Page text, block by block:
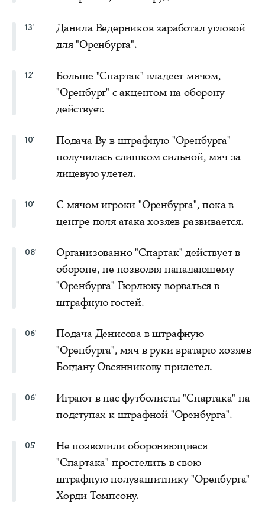
13'
Данила Ведерников заработал угловой
для "Оренбурга".
12'
Больше "Спартак" владеет мячом,
"Оренбург" с акцентом на оборону
действует.
10'
Подача Ву в штрафную "Оренбурга"
получилась слишком сильной, мяч за
лицевую улетел.
10'
С мячом игроки "Оренбурга", пока в
центре поля атака хозяев развивается.
08'
Организованно "Спартак" действует в
обороне, не позволяя нападающему
"Оренбурга" Гюрлюку ворваться в
штрафную гостей.
06'
Подача Денисова в штрафную
"Оренбурга", мяч в руки вратарю хозяев
Богдану Овсянникову прилетел.
06'
Играют в пас футболисты "Спартака" на
подступах к штрафной "Оренбурга".
05'
Не позволили обороняющиеся
"Спартака" простелить в свою
штрафную полузащитнику "Оренбурга"
Хорди Томпсону.